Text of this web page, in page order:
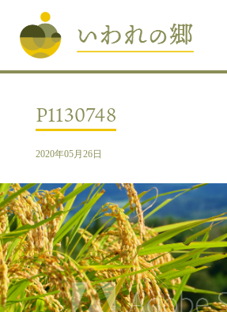
P1130748
2020年05月26日